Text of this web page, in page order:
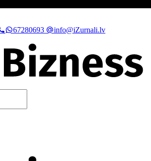
67280693
info@iZurnali.lv